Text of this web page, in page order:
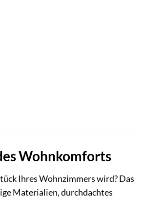
Wohnkomforts
Ihres Wohnzimmers wird? Das
Materialien, durchdachtes